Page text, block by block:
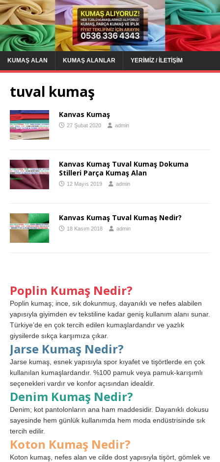
KUMAŞ ALAN KUMAŞ ALANLAR YERIMIZ / İLETIŞIM
tuval kumaş
Kanvas Kumaş
27 Şubat 2020 admin
Kanvas Kumaş Tuval Kumaş Dokuma
Stilleri Parça Kumaş Alan
12 Mayıs 2019 admin
Kanvas Kumaş Tuval Kumaş Nedir?
18 Kasım 2018 admin
Poplin Kumaş Nedir?
Poplin kumaş; ince, sık dokunmuş, dayanıklı ve nefes alabilen
yapısıyla giyimden ev tekstiline kadar geniş kullanım alanı sunar.
Türkiye’de en çok tercih edilen kumaşlardandır ve yazlık
giysilerde sıkça karşımıza çıkar.
Jarse Kumaş Nedir?
Jarse kumaş, esnek yapısıyla spor kıyafet ve tişörtlerde en çok
kullanılan kumaşlardandır. %100 pamuk veya pamuk-karışımlı
seçenekleri vardır ve konfor açısından idealdir.
Denim Kumaş Nedir?
Denim; kot pantolonların ana ham maddesidir. Dayanıklı dokusu
sayesinde hem günlük kullanımda hem moda endüstrisinde sık
tercih edilir.
Koton Kumaş Nedir?
Koton kumaş, nefes alan ve cilde dost yapısıyla tişört, gömlek ve